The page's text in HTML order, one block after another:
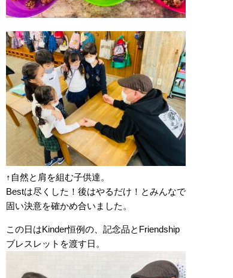
↑自然と肩を組む子供達。
Bestは尽くした！後はやるだけ！とみんなで
固い決意を確かめ合いました。
この日はKinder恒例の、記念品とFriendship
ブレスレットを渡す日。